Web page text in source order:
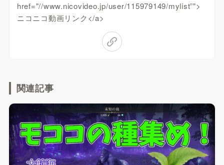
href="//www.nicovideo.jp/user/115979149/mylist”">
ニコニコ動画リンク</a>
関連記事